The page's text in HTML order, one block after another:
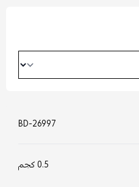
BD-26997
0.5 كجم